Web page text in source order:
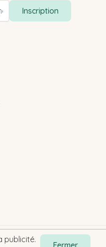
publicité.
Fermer
Inscription